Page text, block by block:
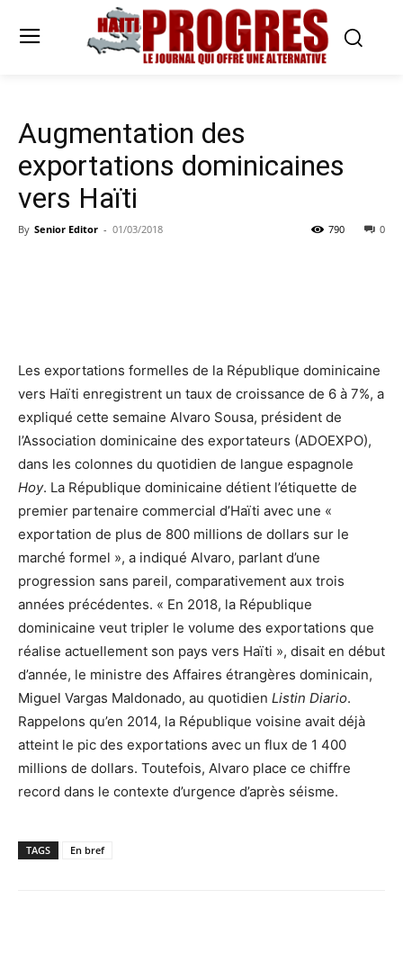
Augmentation des
exportations dominicaines
vers Haïti
By Senior Editor - 01/03/2018 0
790
Les exportations formelles de la République dominicaine
vers Haïti enregistrent un taux de croissance de 6 à 7%, a
expliqué cette semaine Alvaro Sousa, président de
l’Association dominicaine des exportateurs (ADOEXPO),
dans les colonnes du quotidien de langue espagnole
Hoy. La République dominicaine détient l’étiquette de
premier partenaire commercial d’Haïti avec une «
exportation de plus de 800 millions de dollars sur le
marché formel », a indiqué Alvaro, parlant d’une
progression sans pareil, comparativement aux trois
années précédentes. « En 2018, la République
dominicaine veut tripler le volume des exportations que
réalise actuellement son pays vers Haïti », disait en début
d’année, le ministre des Affaires étrangères dominicain,
Miguel Vargas Maldonado, au quotidien Listin Diario.
Rappelons qu’en 2014, la République voisine avait déjà
atteint le pic des exportations avec un flux de 1 400
millions de dollars. Toutefois, Alvaro place ce chiffre
record dans le contexte d’urgence d’après séisme.
TAGS En bref